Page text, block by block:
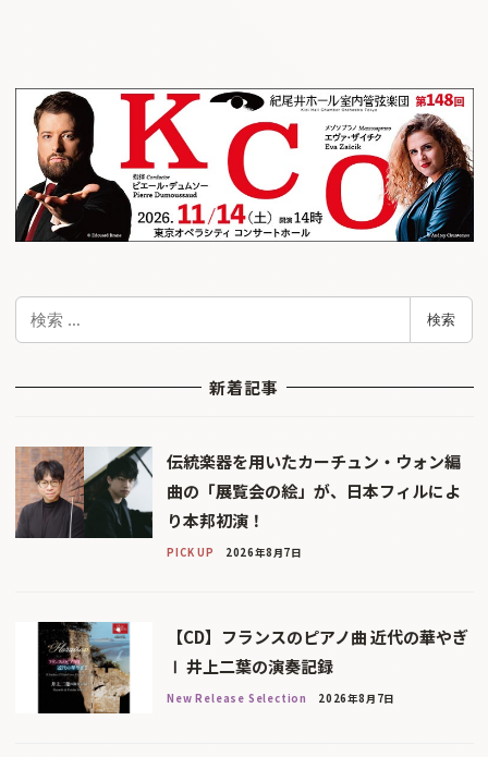
検索
新着記事
伝統楽器を用いたカーチュン・ウォン編
曲の「展覧会の絵」が、日本フィルによ
り本邦初演！
PICK UP 2026年8月7日
【CD】フランスのピアノ曲 近代の華やぎ
Ⅰ 井上二葉の演奏記録
New Release Selection 2026年8月7日